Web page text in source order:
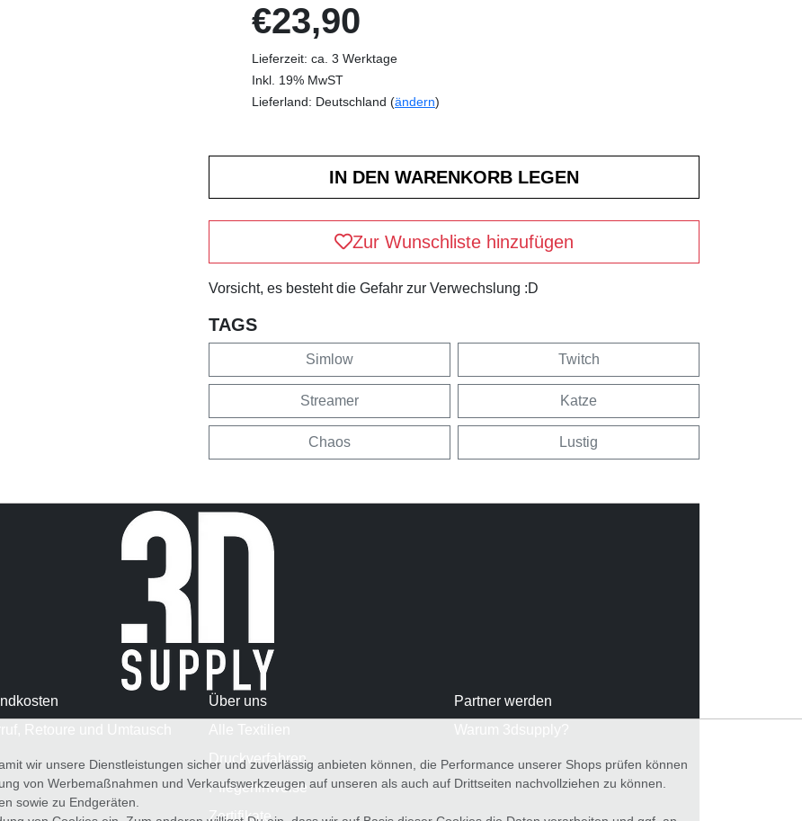
€23,90
Lieferzeit: ca. 3 Werktage
Inkl. 19% MwST
Lieferland: Deutschland (ändern)
Zur Wunschliste hinzufügen
Vorsicht, es besteht die Gefahr zur Verwechslung :D
TAGS
Simlow Twitch
Streamer Katze
Chaos Lustig
Über uns
Druckverfahren
Pflegehinweise
Zertifikate
Partner werden
wir unsere Dienstleistungen sicher und zuverlässig anbieten können, die Performance unserer Shops prüfen können
von Werbemaßnahmen und Verkaufswerkzeugen auf unseren als auch auf Drittseiten nachvollziehen zu können.
sowie zu Endgeräten.